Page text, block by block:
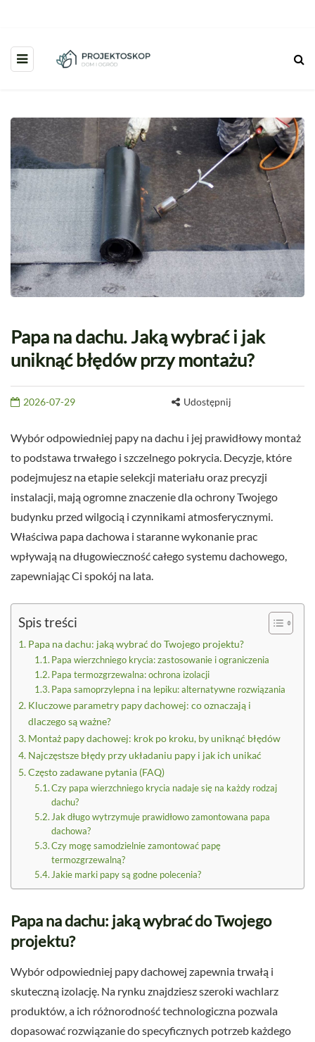
Papa na dachu. Jaką wybrać i jak
uniknąć błędów przy montażu?
2026-07-29 Udostępnij
Wybór odpowiedniej papy na dachu i jej prawidłowy montaż
to podstawa trwałego i szczelnego pokrycia. Decyzje, które
podejmujesz na etapie selekcji materiału oraz precyzji
instalacji, mają ogromne znaczenie dla ochrony Twojego
budynku przed wilgocią i czynnikami atmosferycznymi.
Właściwa papa dachowa i staranne wykonanie prac
wpływają na długowieczność całego systemu dachowego,
zapewniając Ci spokój na lata.
Spis treści
Papa na dachu: jaką wybrać do Twojego projektu?
Papa wierzchniego krycia: zastosowanie i ograniczenia
Papa termozgrzewalna: ochrona izolacji
Papa samoprzylepna i na lepiku: alternatywne rozwiązania
Kluczowe parametry papy dachowej: co oznaczają i
dlaczego są ważne?
Montaż papy dachowej: krok po kroku, by uniknąć błędów
Najczęstsze błędy przy układaniu papy i jak ich unikać
Często zadawane pytania (FAQ)
Czy papa wierzchniego krycia nadaje się na każdy rodzaj
dachu?
Jak długo wytrzymuje prawidłowo zamontowana papa
dachowa?
Czy mogę samodzielnie zamontować papę
termozgrzewalną?
Jakie marki papy są godne polecenia?
Papa na dachu: jaką wybrać do Twojego
projektu?
Wybór odpowiedniej papy dachowej zapewnia trwałą i
skuteczną izolację. Na rynku znajdziesz szeroki wachlarz
produktów, a ich różnorodność technologiczna pozwala
dopasować rozwiązanie do specyficznych potrzeb każdego